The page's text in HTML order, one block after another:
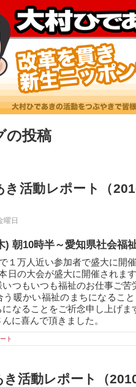
の投稿
き活動レポート（
曜日
) 朝10時半～愛知県社会
１万人近い参加者で盛大に開
日の大会が盛大に開催されま
いつもいつも福祉のお仕事ご
う暖かい福祉のまちになるこ
になることをご祈念申し上げま
に喜んで頂きました。
ト
き活動レポート（